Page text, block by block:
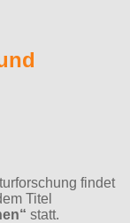
findet
Titel
statt.